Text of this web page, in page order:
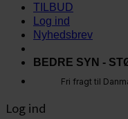
TILBUD
Log ind
Nyhedsbrev
BEDRE SYN -
Fri fragt til
Log ind